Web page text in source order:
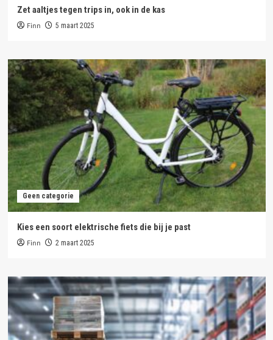
Zet aaltjes tegen trips in, ook in de kas
Finn 5 maart 2025
Geen categorie
Kies een soort elektrische fiets die bij je past
Finn 2 maart 2025